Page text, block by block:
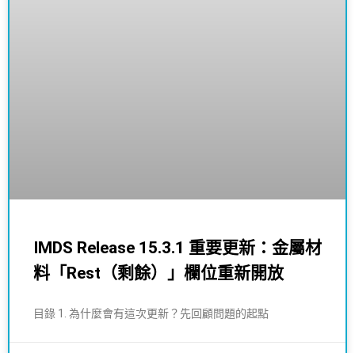
IMDS Release 15.3.1 重要更新：金屬材
料「Rest（剩餘）」欄位重新開放
目錄 1. 為什麼會有這次更新？先回顧問題的起點